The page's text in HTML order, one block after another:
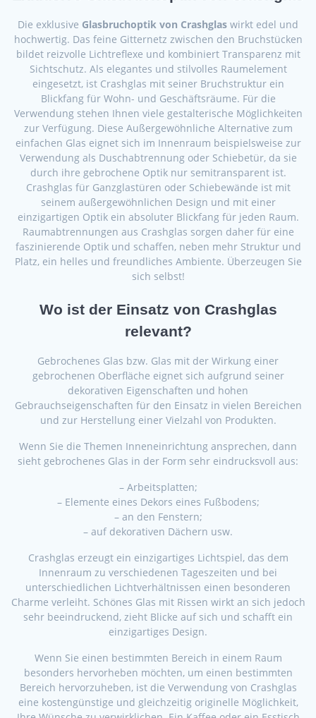
Die exklusive Glasbruchoptik von Crashglas wirkt edel und
hochwertig. Das feine Gitternetz zwischen den Bruchstücken
bildet reizvolle Lichtreflexe und kombiniert Transparenz mit
Sichtschutz. Als elegantes und stilvolles Raumelement
eingesetzt, ist Crashglas mit seiner Bruchstruktur ein
Blickfang für Wohn- und Geschäftsräume. Für die
Verwendung stehen Ihnen viele gestalterische Möglichkeiten
zur Verfügung. Diese Außergewöhnliche Alternative zum
einfachen Glas eignet sich im Innenraum beispielsweise zur
Verwendung als Duschabtrennung oder Schiebetür, da sie
durch ihre gebrochene Optik nur semitransparent ist.
Crashglas für Ganzglastüren oder Schiebewände ist mit
seinem außergewöhnlichen Design und mit einer
einzigartigen Optik ein absoluter Blickfang für jeden Raum.
Raumabtrennungen aus Crashglas sorgen daher für eine
faszinierende Optik und schaffen, neben mehr Struktur und
Platz, ein helles und freundliches Ambiente. Überzeugen Sie
sich selbst!
Wo ist der Einsatz von Crashglas
relevant?
Gebrochenes Glas bzw. Glas mit der Wirkung einer
gebrochenen Oberfläche eignet sich aufgrund seiner
dekorativen Eigenschaften und hohen
Gebrauchseigenschaften für den Einsatz in vielen Bereichen
und zur Herstellung einer Vielzahl von Produkten.
Wenn Sie die Themen Inneneinrichtung ansprechen, dann
sieht gebrochenes Glas in der Form sehr eindrucksvoll aus:
– Arbeitsplatten;
– Elemente eines Dekors eines Fußbodens;
– an den Fenstern;
– auf dekorativen Dächern usw.
Crashglas erzeugt ein einzigartiges Lichtspiel, das dem
Innenraum zu verschiedenen Tageszeiten und bei
unterschiedlichen Lichtverhältnissen einen besonderen
Charme verleiht. Schönes Glas mit Rissen wirkt an sich jedoch
sehr beeindruckend, zieht Blicke auf sich und schafft ein
einzigartiges Design.
Wenn Sie einen bestimmten Bereich in einem Raum
besonders hervorheben möchten, um einen bestimmten
Bereich hervorzuheben, ist die Verwendung von Crashglas
eine kostengünstige und gleichzeitig originelle Möglichkeit,